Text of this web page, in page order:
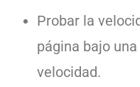
Probar la
página bajo
velocidad.